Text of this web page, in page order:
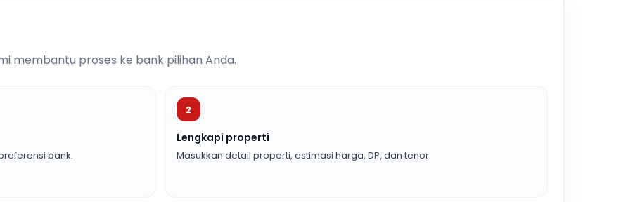
membantu proses ke bank pilihan Anda.
bank.
2
Lengkapi properti
Masukkan detail properti, estimasi harga, DP, dan tenor.